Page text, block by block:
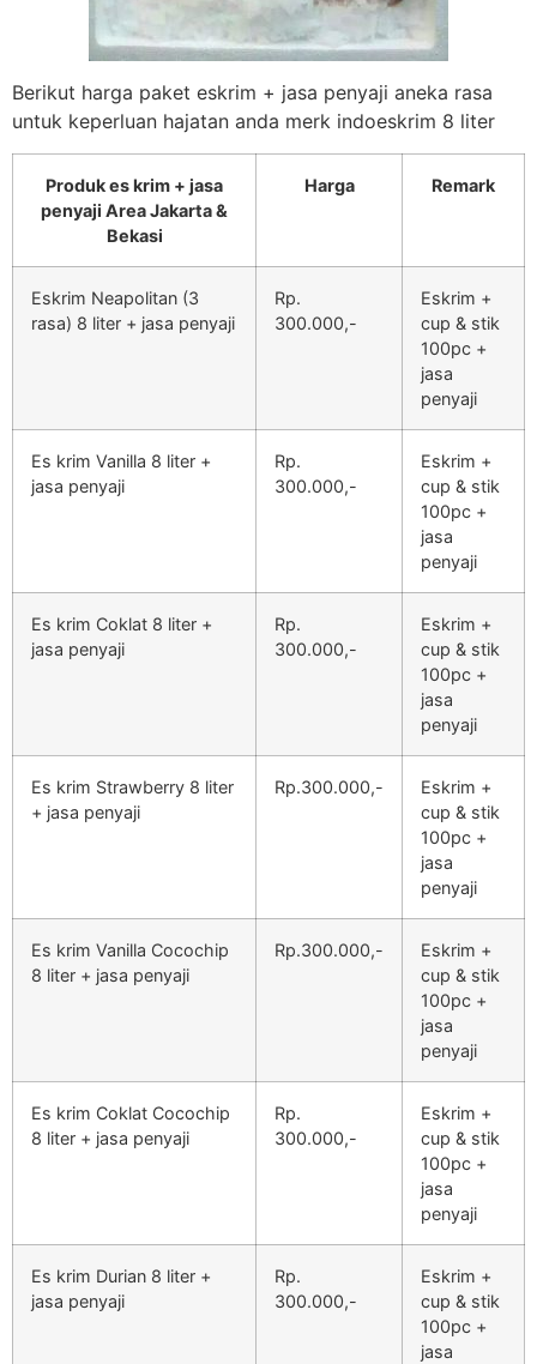
Berikut harga paket eskrim + jasa penyaji aneka rasa
untuk keperluan hajatan anda merk indoeskrim 8 liter
Produk es krim + jasa
penyaji Area Jakarta &
Bekasi
Harga Remark
Eskrim Neapolitan (3
rasa) 8 liter + jasa penyaji
Rp.
300.000,-
Eskrim +
cup & stik
100pc +
jasa
penyaji
Es krim Vanilla 8 liter +
jasa penyaji
Rp.
300.000,-
Eskrim +
cup & stik
100pc +
jasa
penyaji
Es krim Coklat 8 liter +
jasa penyaji
Rp.
300.000,-
Eskrim +
cup & stik
100pc +
jasa
penyaji
Es krim Strawberry 8 liter
+ jasa penyaji
Rp.300.000,-
Eskrim +
cup & stik
100pc +
jasa
penyaji
Es krim Vanilla Cocochip
8 liter + jasa penyaji
Rp.300.000,-
Eskrim +
cup & stik
100pc +
jasa
penyaji
Es krim Coklat Cocochip
8 liter + jasa penyaji
Rp.
300.000,-
Eskrim +
cup & stik
100pc +
jasa
penyaji
Es krim Durian 8 liter +
jasa penyaji
Rp.
300.000,-
Eskrim +
cup & stik
100pc +
jasa